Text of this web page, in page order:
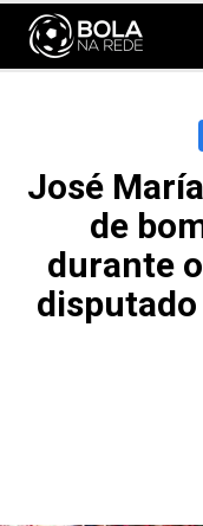
José
de
durante